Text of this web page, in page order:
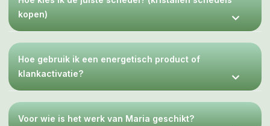
kopen)
Hoe gebruik ik een energetisch product of
klankactivatie?
Voor wie is het werk van Maria geschikt?